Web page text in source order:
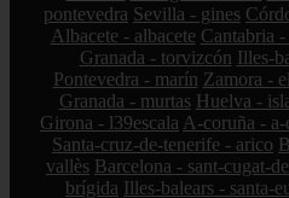
pontevedra Sevilla - gines
Albacete - albacete Cantabria
Granada - torvizcón Illes-
Pontevedra - marín Zamora -
Granada - murtas Huelva -
Girona - l39escala A-coruña - a-
Santa-cruz-de-tenerife - arico
vallès Barcelona - sant-cugat-
brígida Illes-balears - santa-